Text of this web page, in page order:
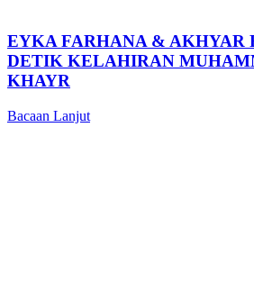
EYKA FARHANA & AKHYAR
DETIK KELAHIRAN
KHAYR
Bacaan Lanjut